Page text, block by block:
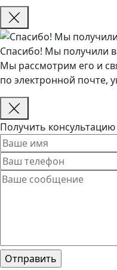
Спасибо! Мы получили
Мы рассмотрим его и
по электронной почте,
Получить консультацию